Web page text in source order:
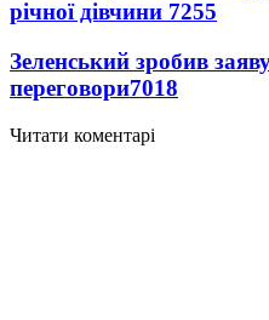
річної дівчини 7255
Зеленський зробив
переговори7018
Читати коментарі